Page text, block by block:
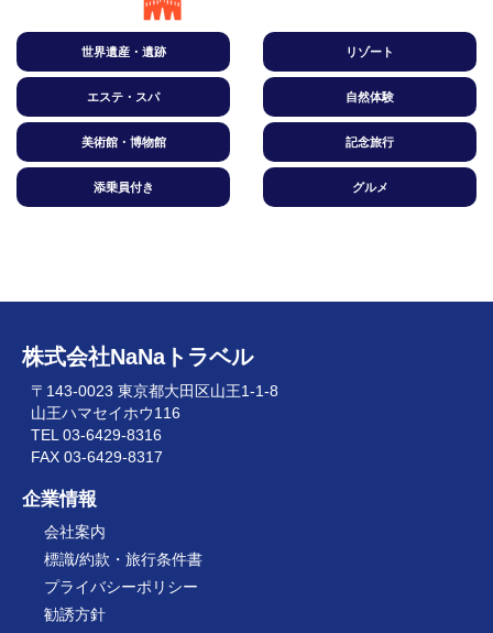
世界遺産・遺跡 リゾート
エステ・スパ 自然体験
美術館・博物館 記念旅行
添乗員付き グルメ
株式会社NaNaトラベル
〒143-0023 東京都大田区山王1-1-8
山王ハマセイホウ116
TEL 03-6429-8316
FAX 03-6429-8317
企業情報
会社案内
標識/約款・旅行条件書
プライバシーポリシー
勧誘方針